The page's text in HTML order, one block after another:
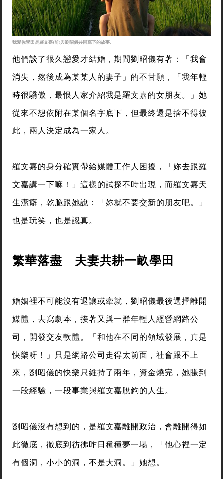
我愛你學田是羅文嘉(前)與劉昭儀共同寫下的故事。
他們談了很久戀愛才結婚，期間劉昭儀有著：「我會
消失，然後成為某某人的妻子」的不甘願，「我年輕
時很驕傲，最恨人家介紹我是羅文嘉的女朋友。」她
從來不想依附在某個名字底下，但最終還是捨不得彼
此，兩人決定成為一家人。
羅文嘉的身分確實帶給媒體工作人困擾，「妳去跟羅
文嘉講一下嘛！」這樣的試探不時出現，而羅文嘉天
生潔癖，乾脆跟她說：「妳就不要交新的朋友吧。」
也是玩笑，也是認真。
繁華落盡 夫妻共耕一畝學田
婚姻裡不可能沒有退讓或牽就，劉昭儀最後選擇離開
媒體，去寫劇本，接著又與一群年輕人經營網路公
司，開發交友軟體。「和他在不同的領域發展，真是
快樂呀！」只是網路公司走得太前面，社會跟不上
來，劉昭儀的快樂只維持了兩年，資金燒完，她賺到
一段經驗，一段事業與羅文嘉脫鉤的人生。
劉昭儀沒有想到的，是羅文嘉離開政治，會離開得如
此徹底，徹底到彷彿昨日種種夢一場，「他心裡一定
有個洞，小小的洞，不是大洞。」她想。